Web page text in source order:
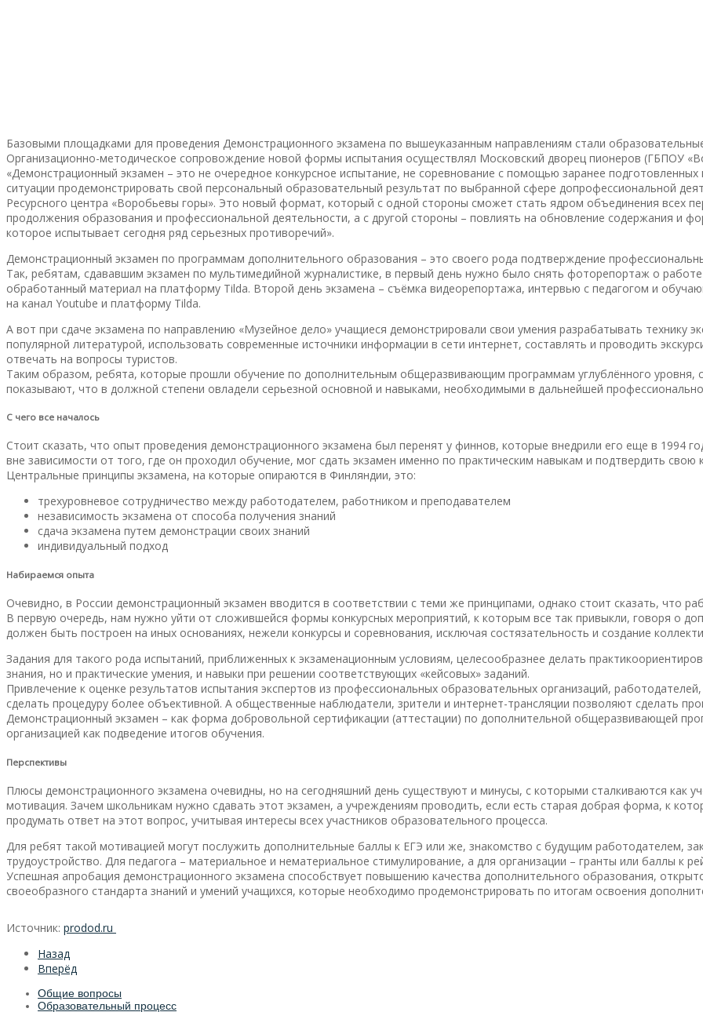
Базовыми площадками для проведения Демонстрационного экзамена по вышеуказанным направлениям стали
Организационно-методическое сопровождение новой формы испытания осуществлял Московский дворец пионеров (ГБПОУ
«Демонстрационный экзамен – это не очередное конкурсное испытание, не соревнование с помощью заранее
ситуации продемонстрировать свой персональный образовательный результат по выбранной сфере допрофессиональной
Ресурсного центра «Воробьевы горы». Это новый формат, который с одной стороны сможет стать ядром объединения всех
продолжения образования и профессиональной деятельности, а с другой стороны – повлиять на обновление содержания и
которое испытывает сегодня ряд серьезных противоречий».
Демонстрационный экзамен по программам дополнительного образования – это своего рода подтверждение
Так, ребятам, сдававшим экзамен по мультимедийной журналистике, в первый день нужно было снять фоторепортаж о
обработанный материал на платформу Tilda. Второй день экзамена – съёмка видеорепортажа, интервью с педагогом и
на канал Youtube и платформу Tilda.
А вот при сдаче экзамена по направлению «Музейное дело» учащиеся демонстрировали свои умения разрабатывать технику
популярной литературой, использовать современные источники информации в сети интернет, составлять и проводить
отвечать на вопросы туристов.
Таким образом, ребята, которые прошли обучение по дополнительным общеразвивающим программам углублённого уровня,
показывают, что в должной степени овладели серьезной основной и навыками, необходимыми в дальнейшей
С чего все началось
Стоит сказать, что опыт проведения демонстрационного экзамена был перенят у финнов, которые внедрили его еще в 1994
вне зависимости от того, где он проходил обучение, мог сдать экзамен именно по практическим навыкам и подтвердить свою
Центральные принципы экзамена, на которые опираются в Финляндии, это:
трехуровневое сотрудничество между работодателем, работником и преподавателем
независимость экзамена от способа получения знаний
сдача экзамена путем демонстрации своих знаний
индивидуальный подход
Набираемся опыта
Очевидно, в России демонстрационный экзамен вводится в соответствии с теми же принципами, однако стоит сказать, что
В первую очередь, нам нужно уйти от сложившейся формы конкурсных мероприятий, к которым все так привыкли, говоря о
должен быть построен на иных основаниях, нежели конкурсы и соревнования, исключая состязательность и создание
Задания для такого рода испытаний, приближенных к экзаменационным условиям, целесообразнее делать
знания, но и практические умения, и навыки при решении соответствующих «кейсовых» заданий.
Привлечение к оценке результатов испытания экспертов из профессиональных образовательных организаций,
сделать процедуру более объективной. А общественные наблюдатели, зрители и интернет-трансляции позволяют сделать
Демонстрационный экзамен – как форма добровольной сертификации (аттестации) по дополнительной общеразвивающей
организацией как подведение итогов обучения.
Перспективы
Плюсы демонстрационного экзамена очевидны, но на сегодняшний день существуют и минусы, с которыми сталкиваются как
мотивация. Зачем школьникам нужно сдавать этот экзамен, а учреждениям проводить, если есть старая добрая форма, к
продумать ответ на этот вопрос, учитывая интересы всех участников образовательного процесса.
Для ребят такой мотивацией могут послужить дополнительные баллы к ЕГЭ или же, знакомство с будущим работодателем,
трудоустройство. Для педагога – материальное и нематериальное стимулирование, а для организации – гранты или баллы к
Успешная апробация демонстрационного экзамена способствует повышению качества дополнительного образования,
своеобразного стандарта знаний и умений учащихся, которые необходимо продемонстрировать по итогам освоения
Источник: prodod.ru
Назад
Вперёд
Общие вопросы
Образовательный процесс